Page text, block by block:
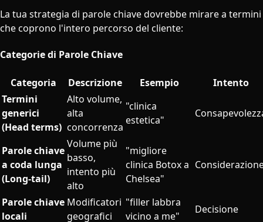
La tua strategia di parole chiave dovrebbe mirare a termini
che coprono l'intero percorso del cliente:
Categorie di Parole Chiave
Categoria Descrizione Esempio
Intento
Termini
generici
(Head terms)
Alto volume,
alta
concorrenza
"clinica
estetica"
Parole chiave
a coda lunga
(Long-tail)
Volume più
basso,
intento più
alto
"migliore
clinica Botox a
Chelsea"
Parole chiave
locali
Modificatori
geografici
"filler labbra
vicino a me"
Decisione